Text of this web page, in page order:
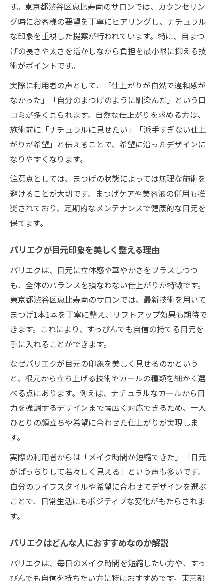
長持ちさせるためのパリエクのケア術
生活リズムに合うパリエクの通い方解説
パリエクのリペア周期を上手に活用するコ
ツ
マツエクとパリエクの本数比較で分かる違
パリエクの本数選びで理想の印象を作る方
法
100本・120本で感じるパリエクの仕上がり
マツエク本数ごとのメリットとパリエク特
徴
パリエクのボリューム感と自然さの両立術
自分の目元に最適なパリエクを選ぶ方法
パリエク選びで失敗しないためのチェック
項目
Almeeまつげも参考にした選び方の実践例
生活スタイル別パリエクの見極めポイント
パリエクと他メニューの組み合わせ事例
す。東京都渋谷区恵比寿南のサロンでは、カウンセリン
グ時にお客様の要望を丁寧にヒアリングし、ナチュラル
な印象を重視した提案が行われています。特に、自まつ
げの長さや太さを活かしながら負担を最小限に抑える技
術がポイントです。
実際に利用者の声として、「仕上がりが自然で違和感が
なかった」「自分のまつげのように馴染んだ」という口
コミが多く見られます。自然な仕上がりを求める方は、
施術前に「ナチュラルに見せたい」「派手すぎない仕上
がりが希望」と伝えることで、希望に沿ったデザインに
なりやすくなります。
注意点としては、まつげの状態によっては無理な施術を
避けることが大切です。まつげケアや美容液の併用も推
奨されており、定期的なメンテナンスで健康的な目元を
保てます。
パリエクが目元印象を美しく整える理由
パリエクは、目元に立体感や華やかさをプラスしつつ
も、全体のバランスを損なわない仕上がりが特徴です。
東京都渋谷区恵比寿南のサロンでは、最新技術を用いて
まつげ1本1本を丁寧に整え、リフトアップ効果も期待で
きます。これにより、すっぴんでも自信の持てる目元を
手に入れることができます。
なぜパリエクが目元の印象を美しく見せるのかという
と、根元から立ち上げる技術やカールの種類を細かく選
べる点にあります。例えば、ナチュラルなカールから目
力を強調するデザインまで幅広く対応できるため、一人
ひとりの顔立ちや希望に合わせた仕上がりが実現しま
す。
実際の利用者からは「メイク時間が短縮できた」「目元
がぱっちりして若々しく見える」という声も多いです。
自分のライフスタイルや希望に合わせてデザインを選ぶ
ことで、日常生活にもポジティブな変化がもたらされま
す。
パリエクはどんな人におすすめなのか解説
パリエクは、毎日のメイク時間を短縮したい方や、すっ
ぴんでも自信を持ちたい方に特におすすめです。東京都